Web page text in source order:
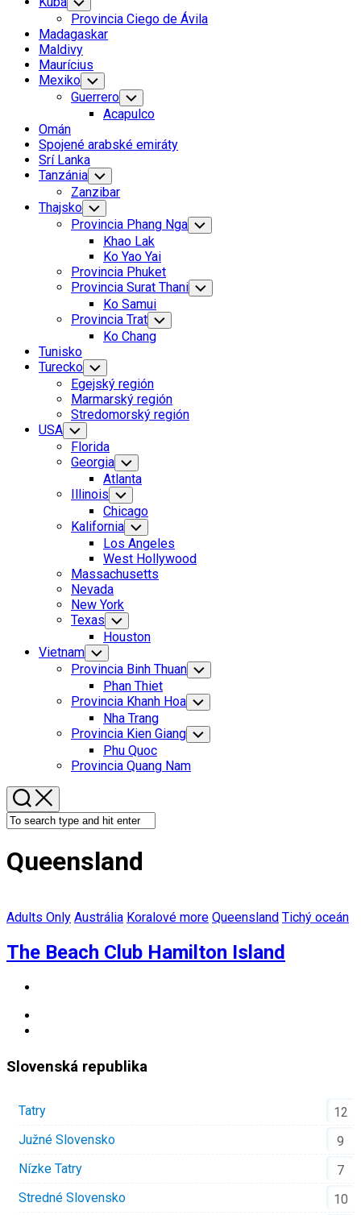
Child
Menu
Provincia Ciego de Ávila
Madagaskar
Maldivy
Maurícius
Mexiko Toggle
Child
Menu
Guerrero Toggle
Child
Menu
Acapulco
Omán
Spojené arabské emiráty
Srí Lanka
Tanzánia Toggle
Child
Menu
Zanzibar
Thajsko Toggle
Child
Menu
Provincia Phang Nga Toggle
Child
Khao Lak
Ko Yao Yai
Provincia Phuket
Provincia Surat Thani Toggle
Child
Ko Samui
Provincia Trat Toggle
Child
Menu
Ko Chang
Tunisko
Turecko Toggle
Child
Menu
Egejský región
Marmarský región
Stredomorský región
USA Toggle
Child
Menu
Florida
Georgia Toggle
Child
Menu
Atlanta
Illinois Toggle
Child
Menu
Chicago
Kalifornia Toggle
Child
Menu
Los Angeles
West Hollywood
Massachusetts
Nevada
New York
Texas Toggle
Child
Menu
Houston
Vietnam Toggle
Child
Menu
Provincia Binh Thuan Toggle
Child
Menu
Phan Thiet
Provincia Khanh Hoa Toggle
Child
Menu
Nha Trang
Provincia Kien Giang Toggle
Child
Phu Quoc
Provincia Quang Nam
Queensland
Adults Only Austrália Koralové more Queensland Tichý oceán
The Beach Club Hamilton Island
Slovenská republika
Tatry
12
Južné Slovensko
9
Nízke Tatry
7
Stredné Slovensko
10